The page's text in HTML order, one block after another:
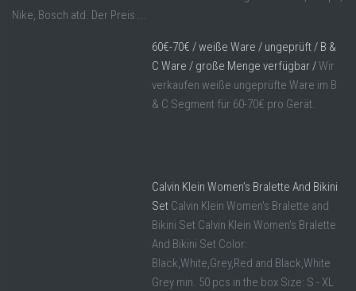
Nike, Bosch atd. Der Preis ...
60€-70€ / weiße Ware / ungeprüft / B &
C Ware / große Menge verfügbar /Wir
verkaufen weiße ungeprüfte Ware im B
& C Segment für 60-70€ pro Gerät.
Calvin Klein Women’s Bralette And Bikini
Set Calvin Klein Women's Bralette and
Bikini Set Calvin Klein Women's Bralette
And Bikini Set Color:
Black,White,Grey,Red and Black,White
Grey min. 50 pcs in the box Size: S - XL